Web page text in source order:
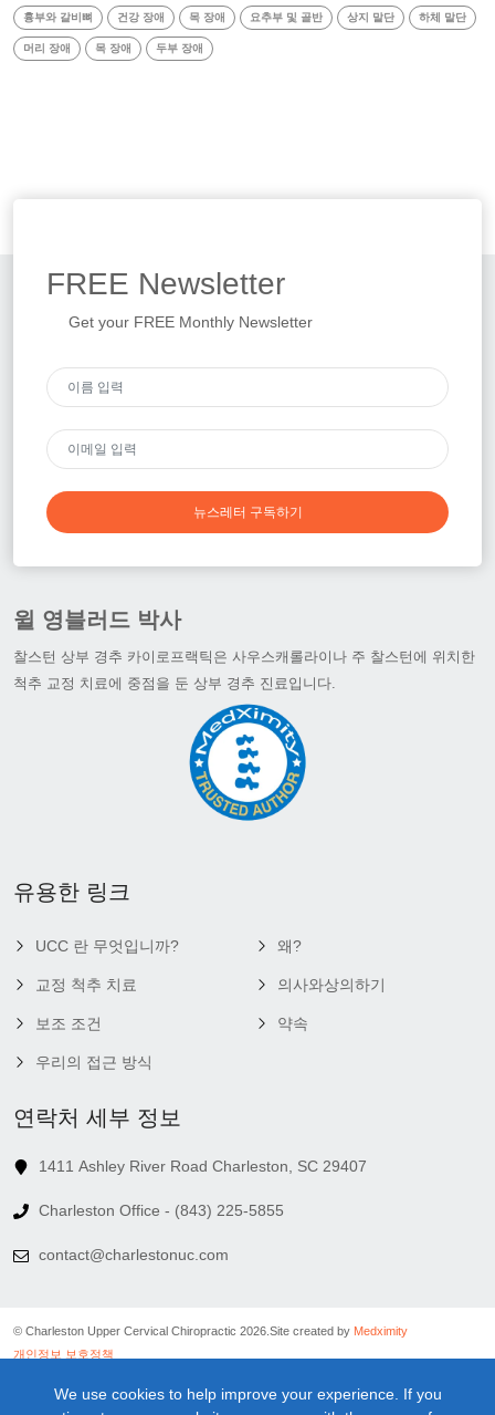
흉부와 갈비뼈 건강 장애 목 장애 요추부 및 골반 상지 말단 하체 말단
머리 장애 목 장애 두부 장애
FREE Newsletter
Get your FREE Monthly Newsletter
뉴스레터 구독하기
윌 영블러드 박사
찰스턴 상부 경추 카이로프랙틱은 사우스캐롤라이나 주 찰스턴에 위치한
척추 교정 치료에 중점을 둔 상부 경추 진료입니다.
유용한 링크
UCC 란 무엇입니까?
교정 척추 치료
보조 조건
우리의 접근 방식
왜?
의사와상의하기
약속
연락처 세부 정보
1411 Ashley River Road Charleston, SC 29407
Charleston Office - (843) 225-5855
contact@charlestonuc.com
© Charleston Upper Cervical Chiropractic 2026. Site created by Medximity
개인정보 보호정책
연결 정책We use cookies to help improve your experience. If you